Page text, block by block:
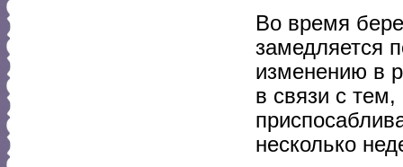
Во время
замедляется
изменению в
в связи с
несколько